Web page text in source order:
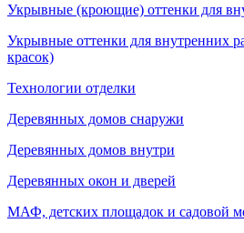
Укрывные (кроющие) оттенки для
Укрывные оттенки для внутренних
красок)
Технологии отделки
Деревянных домов снаружи
Деревянных домов внутри
Деревянных окон и дверей
МАФ, детских площадок и садовой